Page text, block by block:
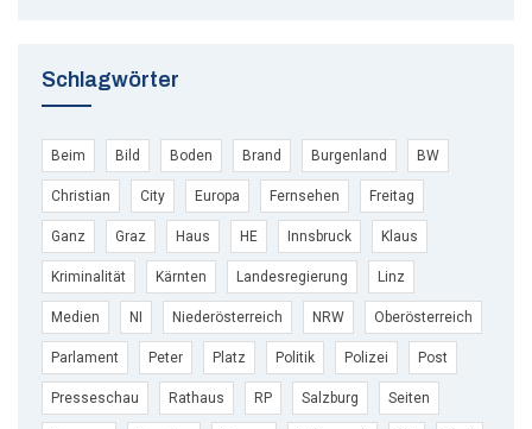
Schlagwörter
Beim Bild Boden Brand Burgenland BW
Christian City Europa Fernsehen Freitag
Ganz Graz Haus HE Innsbruck Klaus
Kriminalität Kärnten Landesregierung Linz
Medien NI Niederösterreich NRW Oberösterreich
Parlament Peter Platz Politik Polizei Post
Presseschau Rathaus RP Salzburg Seiten